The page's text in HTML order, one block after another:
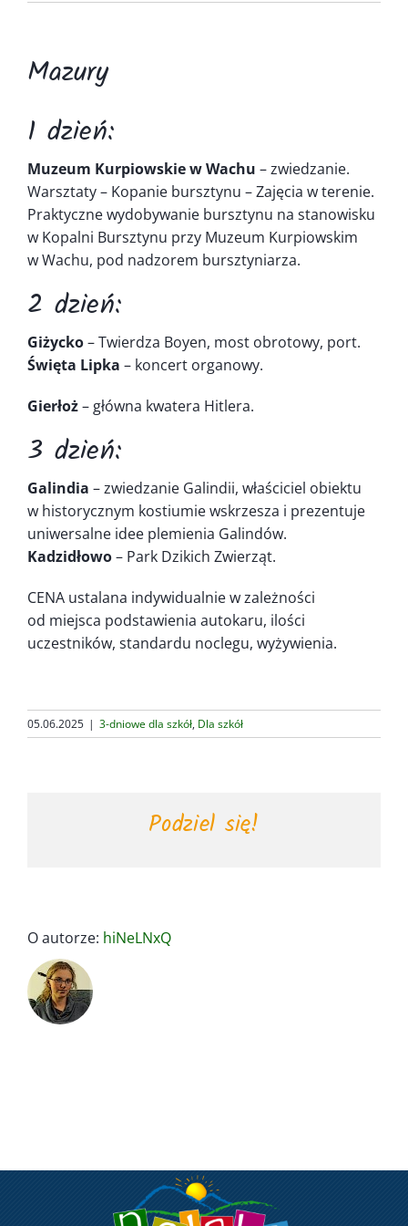
Mazury
1 dzień:
Muzeum Kurpiowskie w Wachu – zwiedzanie.
Warsztaty – Kopanie bursztynu – Zajęcia w terenie.
Praktyczne wydobywanie bursztynu na stanowisku
w Kopalni Bursztynu przy Muzeum Kurpiowskim
w Wachu, pod nadzorem bursztyniarza.
2 dzień:
Giżycko– Twierdza Boyen, most obrotowy, port.
Święta Lipka – koncert organowy.
Gierłoż– główna kwatera Hitlera.
3 dzień:
Galindia – zwiedzanie Galindii, właściciel obiektu
w historycznym kostiumie wskrzesza i prezentuje
uniwersalne idee plemienia Galindów.
Kadzidłowo– Park Dzikich Zwierząt.
CENA ustalana indywidualnie w zależności
od miejsca podstawienia autokaru, ilości
uczestników, standardu noclegu, wyżywienia.
05.06.2025 | 3-dniowe dla szkół, Dla szkół
Podziel się!
O autorze: hiNeLNxQ